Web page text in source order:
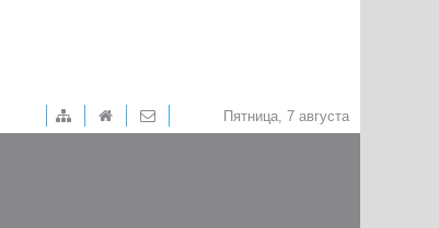
Пятница, 7 августа